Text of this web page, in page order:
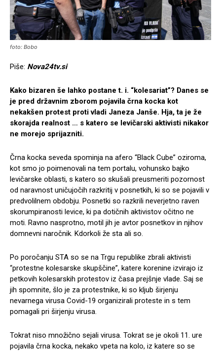
foto: Bobo
Piše: Nova24tv.si
Kako bizaren še lahko postane t. i. “kolesariat”? Danes se
je pred državnim zborom pojavila črna kocka kot
nekakšen protest proti vladi Janeza Janše. Hja, ta je že
skorajda realnost … s katero se levičarski aktivisti nikakor
ne morejo sprijazniti.
Črna kocka seveda spominja na afero “Black Cube” oziroma,
kot smo jo poimenovali na tem portalu, vohunsko bajko
levičarske oblasti, s katero so skušali preusmeriti pozornost
od naravnost uničujočih razkritij v posnetkih, ki so se pojavili v
predvolilnem obdobju. Posnetki so razkrili neverjetno raven
skorumpiranosti levice, ki pa dotičnih aktivistov očitno ne
moti. Ravno nasprotno, motil jih je avtor posnetkov in njihov
domnevni naročnik. Kdorkoli že sta ali so.
Po poročanju STA so se na Trgu republike zbrali aktivisti
“protestne kolesarske skupščine”, katere korenine izvirajo iz
petkovih kolesarskih protestov iz časa prejšnje vlade. Saj se
jih spomnite, šlo je za protestnike, ki so kljub širjenju
nevarnega virusa Covid-19 organizirali proteste in s tem
pomagali pri širjenju virusa.
Tokrat niso množično sejali virusa. Tokrat se je okoli 11. ure
pojavila črna kocka, nekako vpeta na kolo, iz katere so se